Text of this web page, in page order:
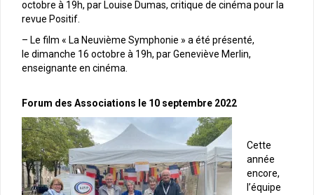
octobre à 19h, par Louise Dumas, critique de cinéma pour la
revue Positif.
– Le film « La Neuvième Symphonie » a été présenté,
le dimanche 16 octobre à 19h, par Geneviève Merlin,
enseignante en cinéma.
Forum des Associations le 10 septembre 2022
Cette
année
encore,
l’équipe